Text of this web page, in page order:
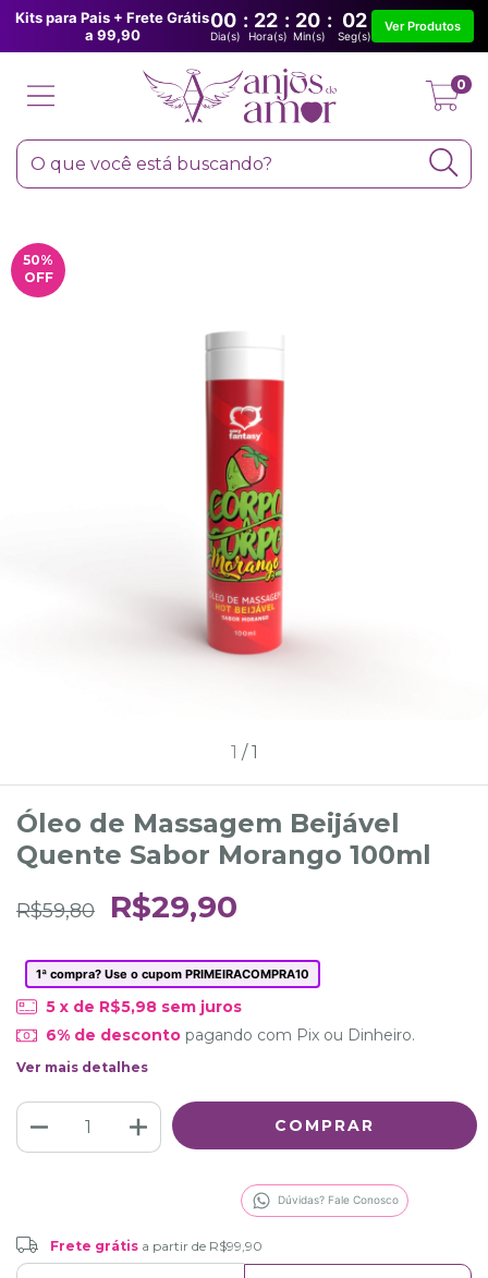
Kits para Pais + Frete Grátis
a 99,90
00 : 22 : 20 : 02
Dia(s) Hora(s) Min(s) Seg(s)
Ver Produtos
0
50%
OFF
1 / 1
Óleo de Massagem Beijável
Quente Sabor Morango 100ml
R$59,80 R$29,90
1ª compra? Use o cupom PRIMEIRACOMPRA10
5 x de R$5,98 sem juros
6% de descontopagando com Pix ou Dinheiro.
Ver mais detalhes
Dúvidas? Fale Conosco
Frete grátis R$99,90
Frete grátisa partir de R$99,90